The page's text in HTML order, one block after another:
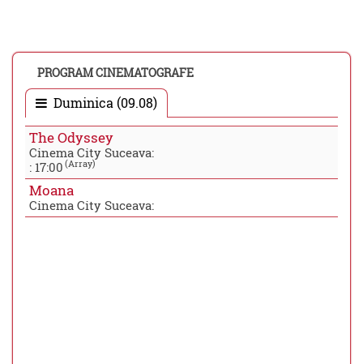
PROGRAM CINEMATOGRAFE
Duminica (09.08)
The Odyssey
Cinema City Suceava:
: 17:00 (Array)
Moana
Cinema City Suceava: